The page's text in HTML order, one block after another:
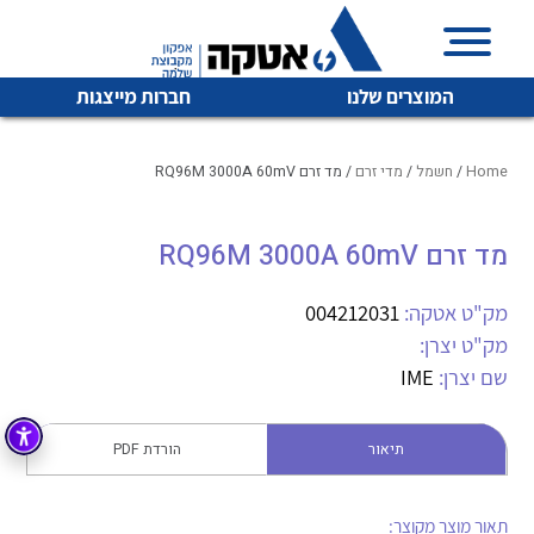
המוצרים שלנו חברות מייצגות
איכות | שרות | זמינות
והפצה של מוצרי
מיתוג, בקרה , ואינסטלציה חשמלית ופעילה ב7 תחומים:
חשמל
רובוטיקה ואוטומציה תעשייתית
Home
/ חשמל / מדי זרם / מד זרם RQ96M 3000A 60mV
מד זרם RQ96M 3000A 60mV
מק"ט אטקה: 004212031
מק"ט יצרן:
שם יצרן: IME
תיאור הורדת PDF
תאור מוצר מקוצר: